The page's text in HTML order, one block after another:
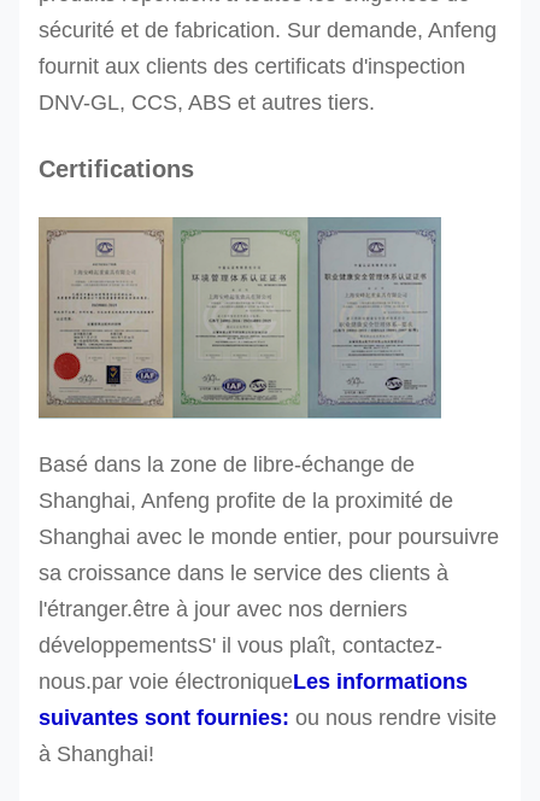
Ressources
pour la
mise en
Ressources
pour la
mise en
œuvre
500
800
orange
orange
350
D'autres tailles peuvent être produites sur
sécurité et de fabrication. Sur demande, Anfeng
fournit aux clients des certificats d'inspection
DNV-GL, CCS, ABS et autres tiers.
Certifications
Basé dans la zone de libre-échange de
Shanghai, Anfeng profite de la proximité de
Shanghai avec le monde entier, pour poursuivre
sa croissance dans le service des clients à
l'étranger.être à jour avec nos derniers
développementsS' il vous plaît, contactez-
nous.par voie électroniqueLes informations
suivantes sont fournies: ou nous rendre visite
à Shanghai!